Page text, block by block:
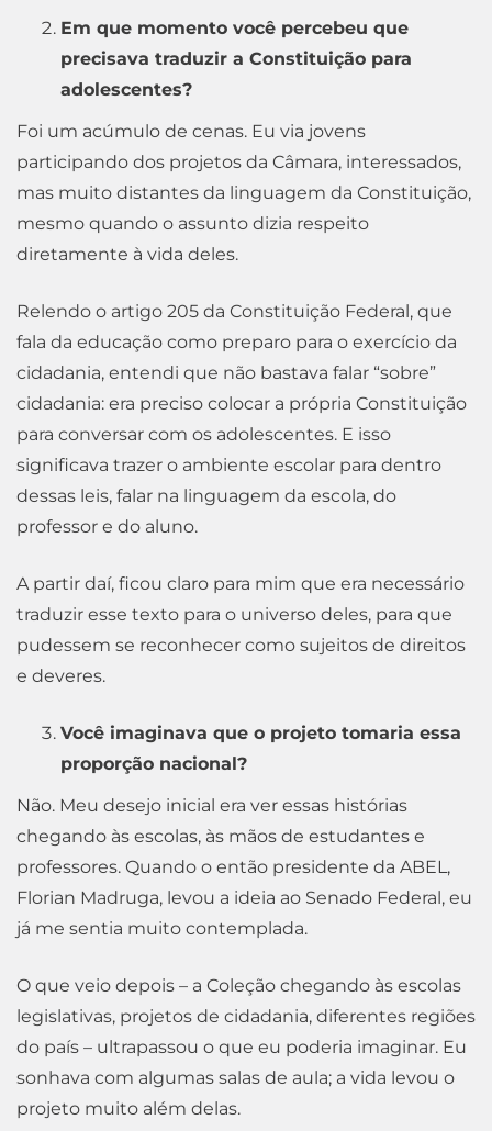
Em que momento você percebeu que
precisava traduzir a Constituição para
adolescentes?
Foi um acúmulo de cenas. Eu via jovens
participando dos projetos da Câmara, interessados,
mas muito distantes da linguagem da Constituição,
mesmo quando o assunto dizia respeito
diretamente à vida deles.
Relendo o artigo 205 da Constituição Federal, que
fala da educação como preparo para o exercício da
cidadania, entendi que não bastava falar “sobre”
cidadania: era preciso colocar a própria Constituição
para conversar com os adolescentes. E isso
significava trazer o ambiente escolar para dentro
dessas leis, falar na linguagem da escola, do
professor e do aluno.
A partir daí, ficou claro para mim que era necessário
traduzir esse texto para o universo deles, para que
pudessem se reconhecer como sujeitos de direitos
e deveres.
Você imaginava que o projeto tomaria essa
proporção nacional?
Não. Meu desejo inicial era ver essas histórias
chegando às escolas, às mãos de estudantes e
professores. Quando o então presidente da ABEL,
Florian Madruga, levou a ideia ao Senado Federal, eu
já me sentia muito contemplada.
O que veio depois – a Coleção chegando às escolas
legislativas, projetos de cidadania, diferentes regiões
do país – ultrapassou o que eu poderia imaginar. Eu
sonhava com algumas salas de aula; a vida levou o
projeto muito além delas.